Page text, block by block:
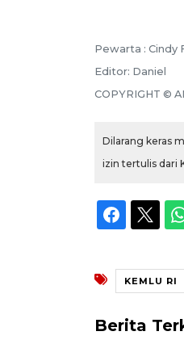
Pewarta : Cindy
Editor: Daniel
COPYRIGHT ©
Dilarang keras
izin tertulis dari
KEMLU RI
Berita